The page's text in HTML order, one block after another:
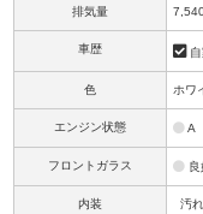
排気量
車歴
色 ホワ
エンジン状態 A
フロントガラス 良
内装 汚れ